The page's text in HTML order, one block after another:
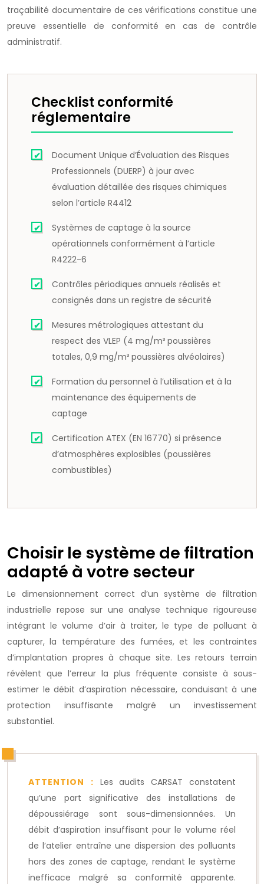
traçabilité documentaire de ces vérifications constitue une
preuve essentielle de conformité en cas de contrôle
administratif.
Checklist conformité
réglementaire
Document Unique d’Évaluation des Risques
Professionnels (DUERP) à jour avec
évaluation détaillée des risques chimiques
selon l’article R4412
Systèmes de captage à la source
opérationnels conformément à l’article
R4222-6
Contrôles périodiques annuels réalisés et
consignés dans un registre de sécurité
Mesures métrologiques attestant du
respect des VLEP (4 mg/m³ poussières
totales, 0,9 mg/m³ poussières alvéolaires)
Formation du personnel à l’utilisation et à la
maintenance des équipements de
captage
Certification ATEX (EN 16770) si présence
d’atmosphères explosibles (poussières
combustibles)
Choisir le système de filtration
adapté à votre secteur
Le dimensionnement correct d’un système de filtration
industrielle repose sur une analyse technique rigoureuse
intégrant le volume d’air à traiter, le type de polluant à
capturer, la température des fumées, et les contraintes
d’implantation propres à chaque site. Les retours terrain
révèlent que l’erreur la plus fréquente consiste à sous-
estimer le débit d’aspiration nécessaire, conduisant à une
protection insuffisante malgré un investissement
substantiel.
ATTENTION : Les audits CARSAT constatent
qu’une part significative des installations de
dépoussiérage sont sous-dimensionnées. Un
débit d’aspiration insuffisant pour le volume réel
de l’atelier entraîne une dispersion des polluants
hors des zones de captage, rendant le système
inefficace malgré sa conformité apparente.